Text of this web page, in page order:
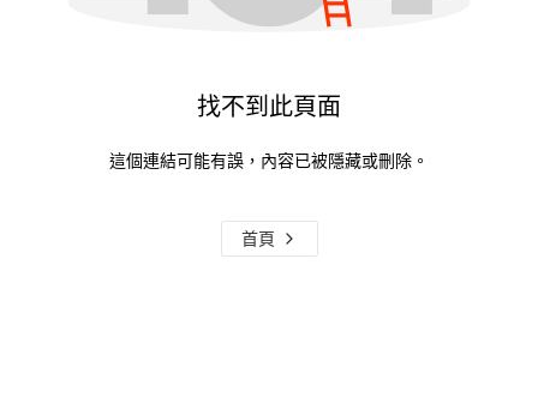
找不到此頁面
這個連結可能有誤，內容已被隱藏或刪除。
首頁